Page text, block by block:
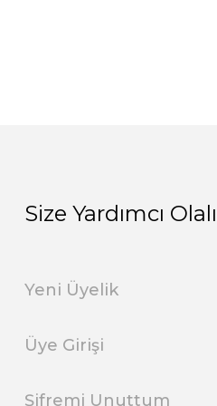
Size Yardımcı
Yeni Üyelik
Üye Girişi
Şifremi Unuttum